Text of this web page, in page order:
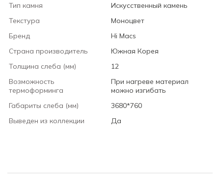
Тип камня
Искусственный камень
Текстура
Моноцвет
Бренд
Hi Macs
Страна производитель
Южная Корея
Толщина слеба (мм)
12
Возможность
термоформинга
При нагреве материал
можно изгибать
Габариты слеба (мм)
3680*760
Выведен из коллекции
Да